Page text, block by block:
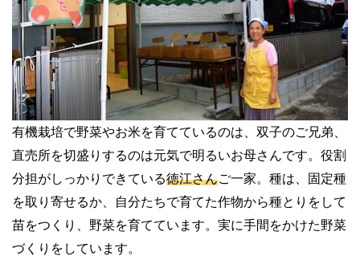
有機栽培で野菜やお米を育てているのは、双子のご兄弟、
直売所を切盛りするのは元気で明るいお母さんです。役割
分担がしっかりできている徳江さんご一家。種は、固定種
を取り寄せるか、自分たちで育てた作物から種とりをして
苗をつくり、野菜を育てています。実に手間をかけた野菜
づくりをしています。